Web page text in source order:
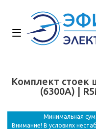
Комплект стоек
(6300А) |
Минимальная
Внимание! В условиях